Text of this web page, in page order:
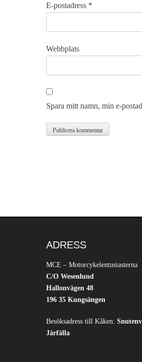
E-postadress *
Webbplats
Spara mitt namn, min e-
ADRESS
MCE – Motorcykelentusiasterna
C/O Wesenlund
Hallonvägen 48
196 35 Kungsängen
Besöksadress till Kåken:
Järfälla